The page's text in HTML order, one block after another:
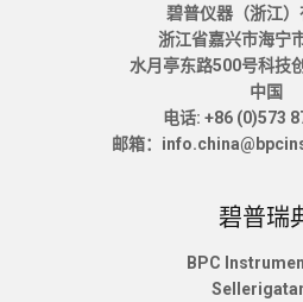
碧普仪器（浙江）
浙江省嘉兴市海宁
水月亭东路500号科技
中国
电话: +86 (0)573
邮箱：
碧普瑞
BPC